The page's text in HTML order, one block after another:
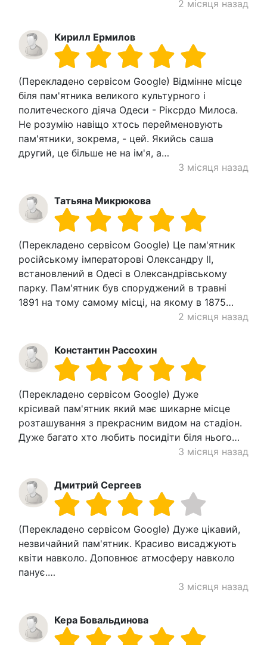
2 місяця назад
Кирилл Ермилов
(Перекладено сервісом Google) Відмінне місце
біля пам'ятника великого культурного і
политеческого діяча Одеси - Ріксрдо Милоса.
Не розумію навіщо хтось перейменовують
пам'ятники, зокрема, - цей. Якийсь саша
другий, це більше не на ім'я, а…
3 місяця назад
Татьяна Микрюкова
(Перекладено сервісом Google) Це пам'ятник
російському імператорові Олександру II,
встановлений в Одесі в Олександрівському
парку. Пам'ятник був споруджений в травні
1891 на тому самому місці, на якому в 1875…
2 місяця назад
Константин Рассохин
(Перекладено сервісом Google) Дуже
крісивай пам'ятник який має шикарне місце
розташування з прекрасним видом на стадіон.
Дуже багато хто любить посидіти біля нього…
3 місяця назад
Дмитрий Сергеев
(Перекладено сервісом Google) Дуже цікавий,
незвичайний пам'ятник. Красиво висаджують
квіти навколо. Доповнює атмосферу навколо
панує.…
3 місяця назад
Кера Бовальдинова